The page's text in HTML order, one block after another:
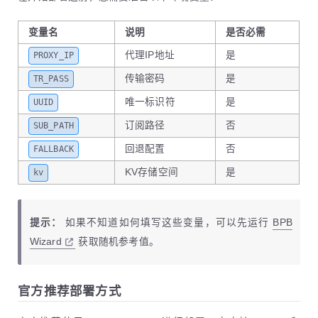
变量名 说明 是否必需
PROXY_IP 代理IP地址 是
TR_PASS 传输密码 是
UUID 唯一标识符 是
SUB_PATH 订阅路径 否
FALLBACK 回退配置 否
kv KV存储空间 是
提示： 如果不知道如何填写这些变量，可以先运行 BPB
Wizard
获取随机参考值。
官方推荐部署方式